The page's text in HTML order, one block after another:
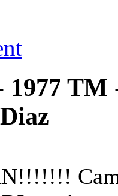
1977 TM